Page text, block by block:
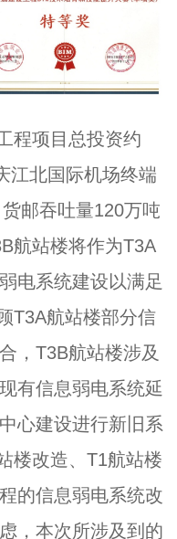
程项目总投资约
江北国际机场终端
邮吞吐量120万吨
航站楼将作为T3A
电系统建设以满足
T3A航站楼部分信
，T3B航站楼涉及
有信息弱电系统延
心建设进行新旧系
楼改造、T1航站楼
的信息弱电系统改
，本次所涉及到的